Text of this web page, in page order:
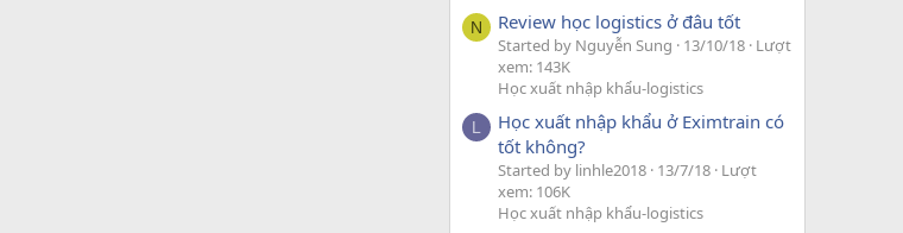
N Review học logistics ở đâu tốt
Started by Nguyễn Sung 13/10/18 Lượt
xem: 143K
Học xuất nhập khẩu-logistics
L
Học xuất nhập khẩu ở Eximtrain có
tốt không?
Started by linhle2018 13/7/18 Lượt
xem: 106K
Học xuất nhập khẩu-logistics